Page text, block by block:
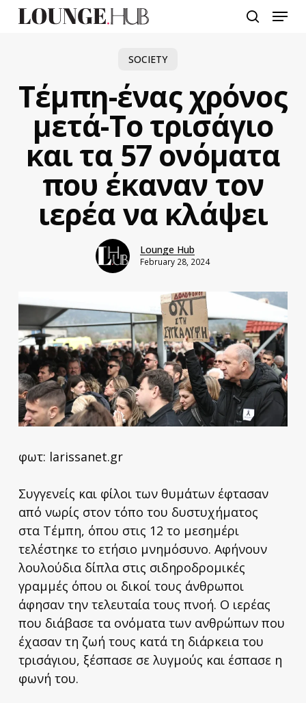
Menu
SOCIETY
Τέμπη-ένας χρόνος
μετά-Το τρισάγιο
και τα 57 ονόματα
που έκαναν τον
ιερέα να κλάψει
Lounge Hub
February 28, 2024
φωτ: larissanet.gr
Συγγενείς και φίλοι των θυμάτων έφτασαν
από νωρίς στον τόπο του δυστυχήματος
στα Τέμπη, όπου στις 12 το μεσημέρι
τελέστηκε το ετήσιο μνημόσυνο. Αφήνουν
λουλούδια δίπλα στις σιδηροδρομικές
γραμμές όπου οι δικοί τους άνθρωποι
άφησαν την τελευταία τους πνοή. Ο ιερέας
που διάβασε τα ονόματα των ανθρώπων που
έχασαν τη ζωή τους κατά τη διάρκεια του
τρισάγιου, ξέσπασε σε λυγμούς και έσπασε η
φωνή του.